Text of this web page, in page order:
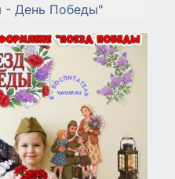
- День Победы"